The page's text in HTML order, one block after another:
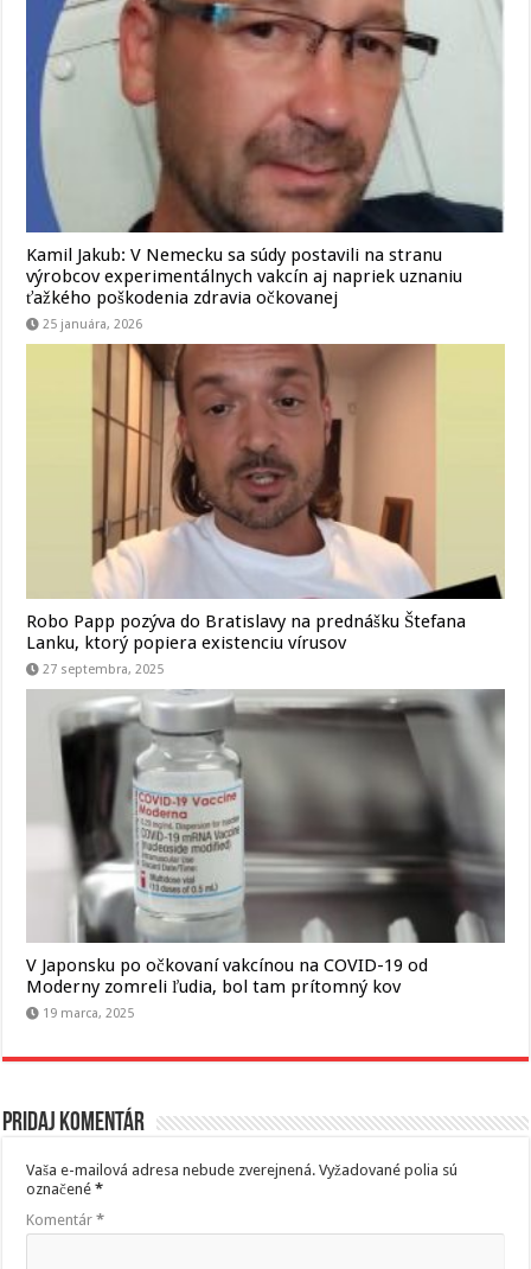
Kamil Jakub: V Nemecku sa súdy postavili na stranu
výrobcov experimentálnych vakcín aj napriek uznaniu
ťažkého poškodenia zdravia očkovanej
25 januára, 2026
Robo Papp pozýva do Bratislavy na prednášku Štefana
Lanku, ktorý popiera existenciu vírusov
27 septembra, 2025
V Japonsku po očkovaní vakcínou na COVID-19 od
Moderny zomreli ľudia, bol tam prítomný kov
19 marca, 2025
Pridaj komentár
Vaša e-mailová adresa nebude zverejnená. Vyžadované polia sú
označené*
Komentár*